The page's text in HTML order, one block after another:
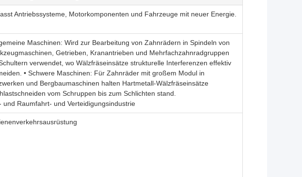
Antriebssysteme, Motorkomponenten und Fahrzeuge mit neuer Energie.
Maschinen: Wird zur Bearbeitung von Zahnrädern in Spindeln von
Getrieben, Kranantrieben und Mehrfachzahnradgruppen
verwendet, wo Wälzfräseinsätze strukturelle Interferenzen effektiv
• Schwere Maschinen: Für Zahnräder mit großem Modul in
und Bergbaumaschinen halten Hartmetall-Wälzfräseinsätze
vom Schruppen bis zum Schlichten stand.
und Raumfahrt- und Verteidigungsindustrie